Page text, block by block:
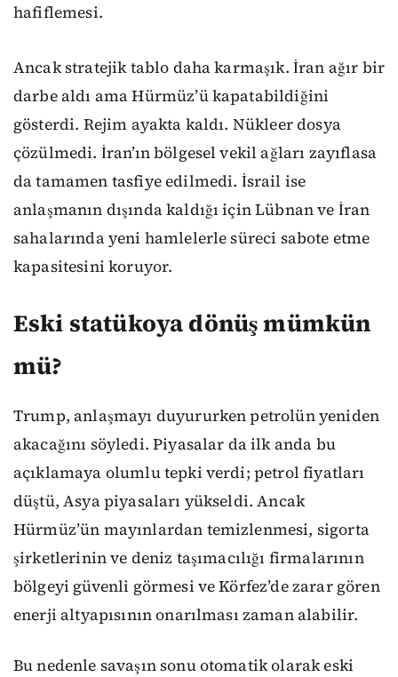
hafiflemesi.
Ancak stratejik tablo daha karmaşık. İran ağır bir
darbe aldı ama Hürmüz’ü kapatabildiğini
gösterdi. Rejim ayakta kaldı. Nükleer dosya
çözülmedi. İran’ın bölgesel vekil ağları zayıflasa
da tamamen tasfiye edilmedi. İsrail ise
anlaşmanın dışında kaldığı için Lübnan ve İran
sahalarında yeni hamlelerle süreci sabote etme
kapasitesini koruyor.
Eski statükoya dönüş mümkün
mü?
Trump, anlaşmayı duyururken petrolün yeniden
akacağını söyledi. Piyasalar da ilk anda bu
açıklamaya olumlu tepki verdi; petrol fiyatları
düştü, Asya piyasaları yükseldi. Ancak
Hürmüz’ün mayınlardan temizlenmesi, sigorta
şirketlerinin ve deniz taşımacılığı firmalarının
bölgeyi güvenli görmesi ve Körfez’de zarar gören
enerji altyapısının onarılması zaman alabilir.
Bu nedenle savaşın sonu otomatik olarak eski